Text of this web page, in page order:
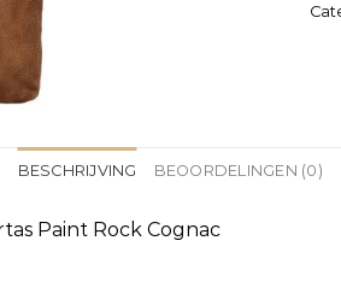
BESCHRIJVING BEOORDELINGEN (0)
Paint Rock Cognac